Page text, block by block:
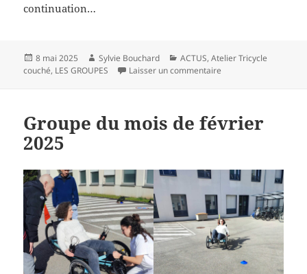
continuation…
Publié
le
8 mai 2025 Auteur
Sylvie Bouchard Catégories
ACTUS,Atelier Tricycle
couché, LES GROUPES Laisser un commentaire
Groupe du mois de février
2025